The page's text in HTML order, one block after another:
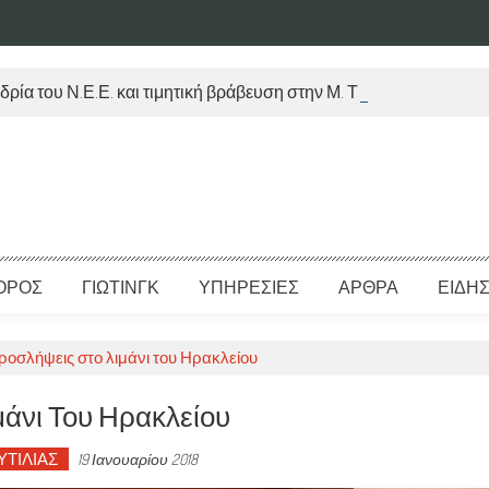
του Ν.Ε.Ε. και τιμητική βράβευση στην Μ. Τραυλού
ΓΙΩΤΙΝΓΚ ΥΠΗΡΕΣΙΕΣ ΑΡΘΡΑ
στο λιμάνι του Ηρακλείου
Του Ηρακλείου
19 Ιανουαρίου 2018